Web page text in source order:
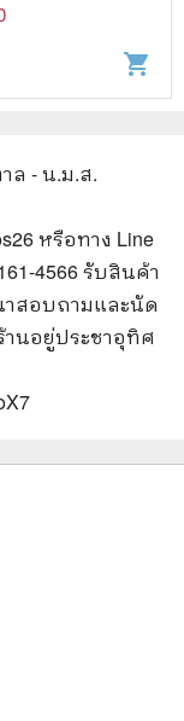
shopping_cart
ล - น.ม.ส.
หรือทาง Line
4566 รับสินค้า
าสอบถามและนัด
านอยู่ประชาอุทิศ